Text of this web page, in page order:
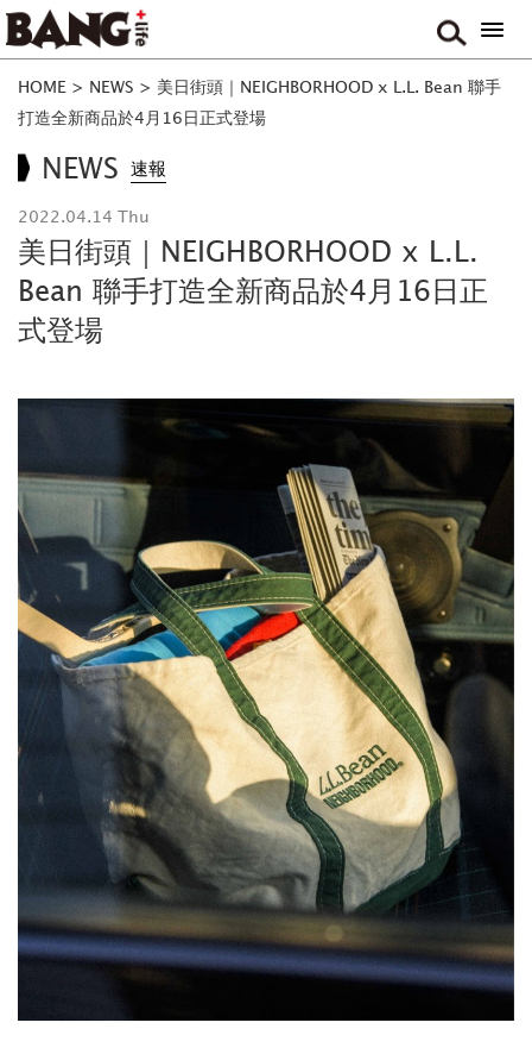
HOME > NEWS > 美日街頭｜NEIGHBORHOOD x L.L. Bean 聯手
打造全新商品於4月16日正式登場
NEWS 速報
2022.04.14 Thu
美日街頭｜NEIGHBORHOOD x L.L.
Bean 聯手打造全新商品於4月16日正
式登場